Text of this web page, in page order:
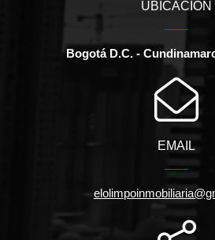
UBICACIÓN
Bogotá D.C. -
EMAIL